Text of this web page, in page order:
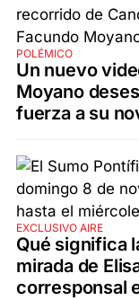
POLÉMICO
Un nuevo
Moyano
fuerza a su
EXCLUSIVO AIRE
Qué significa
mirada de
corresponsal